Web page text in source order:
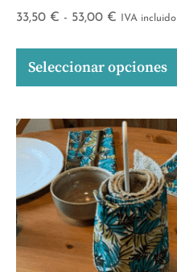
33,50 € - 53,00 € IVA incluido
Seleccionar opciones